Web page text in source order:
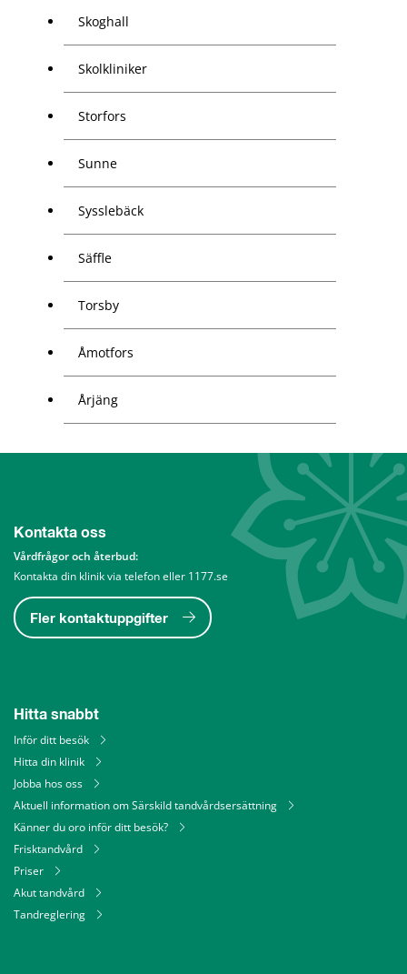
Skoghall
Skolkliniker
Storfors
Sunne
Sysslebäck
Säffle
Torsby
Åmotfors
Årjäng
Kontakta oss
Vårdfrågor och återbud:
Kontakta din klinik via telefon eller 1177.se
Fler kontaktuppgifter
Hitta snabbt
Inför ditt besök
Hitta din klinik
Jobba hos oss
Aktuell information om Särskild tandvårdsersättning
Känner du oro inför ditt besök?
Frisktandvård
Priser
Akut tandvård
Tandreglering